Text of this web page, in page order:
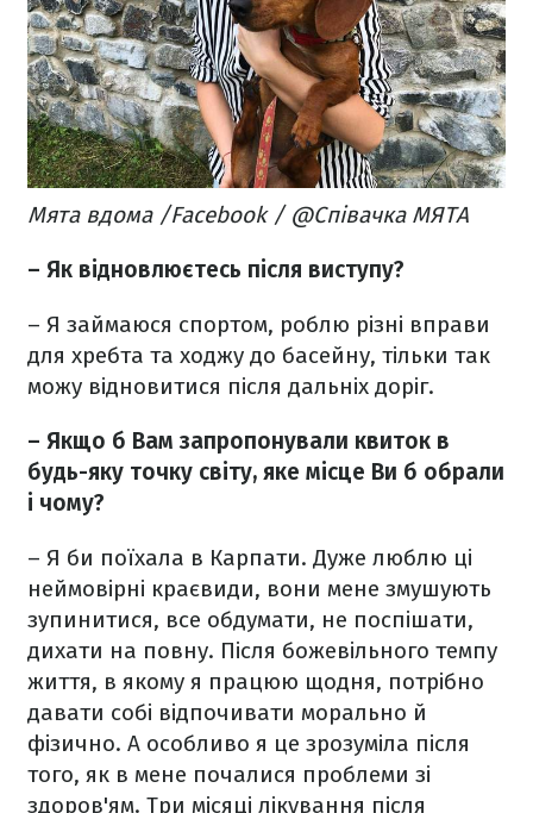
Мята вдома /Facebook / @Співачка МЯТА
– Як відновлюєтесь після виступу?
– Я займаюся спортом, роблю різні вправи
для хребта та ходжу до басейну, тільки так
можу відновитися після дальніх доріг.
– Якщо б Вам запропонували квиток в
будь-яку точку світу, яке місце Ви б обрали
і чому?
– Я би поїхала в Карпати. Дуже люблю ці
неймовірні краєвиди, вони мене змушують
зупинитися, все обдумати, не поспішати,
дихати на повну. Після божевільного темпу
життя, в якому я працюю щодня, потрібно
давати собі відпочивати морально й
фізично. А особливо я це зрозуміла після
того, як в мене почалися проблеми зі
здоров'ям. Три місяці лікування після